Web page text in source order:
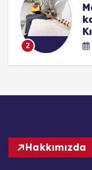
2
Hakkımızda